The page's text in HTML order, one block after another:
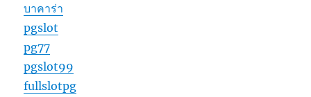
บาคาร่า
pgslot
pg77
pgslot99
fullslotpg